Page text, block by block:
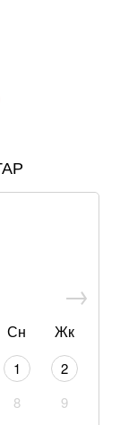
Сн Жк
1
2
8
9